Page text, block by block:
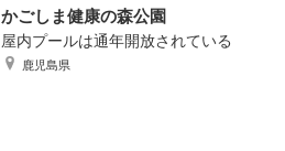
かごしま健康の森公園
屋内プールは通年開放されている
鹿児島県